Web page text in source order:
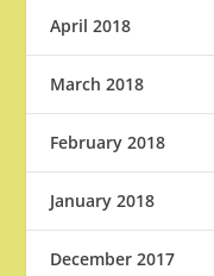
April 2018
March 2018
February 2018
January 2018
December 2017